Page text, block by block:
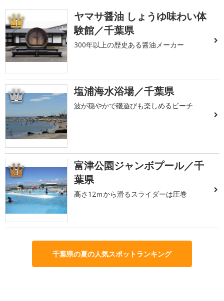
1
ヤマサ醤油 しょうゆ味わい体
験館／千葉県
300年以上の歴史ある醤油メーカー
2 塩浦海水浴場／千葉県
波が穏やかで磯遊びも楽しめるビーチ
3
富津公園ジャンボプール／千
葉県
高さ12ｍから滑るスライダーは圧巻
千葉県の夏の人気スポットランキング